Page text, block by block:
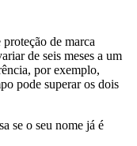
de marca
de seis meses a um
por exemplo,
pode superar os dois
se o seu nome já é